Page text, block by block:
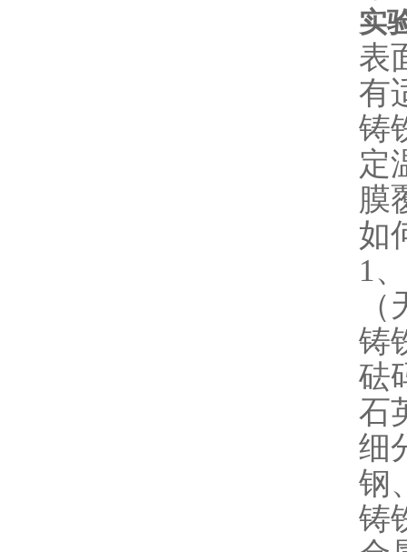
实
表
有
铸
定
膜
如
1
铸
砝
石
细
钢
铸